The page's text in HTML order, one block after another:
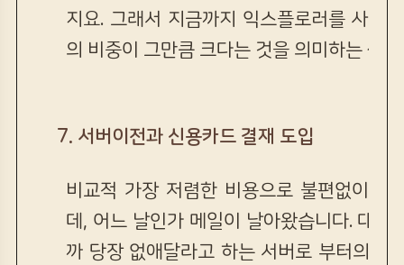
지요. 그래서 지금까지 익스플로러를 사용
의 비중이 그만큼 크다는 것을 의미하는 셈
7. 서버이전과 신용카드 결재 도입
비교적 가장 저렴한 비용으로 불편없이 사
데, 어느 날인가 메일이 날아왔습니다. 대화
까 당장 없애달라고 하는 서버로 부터의 일